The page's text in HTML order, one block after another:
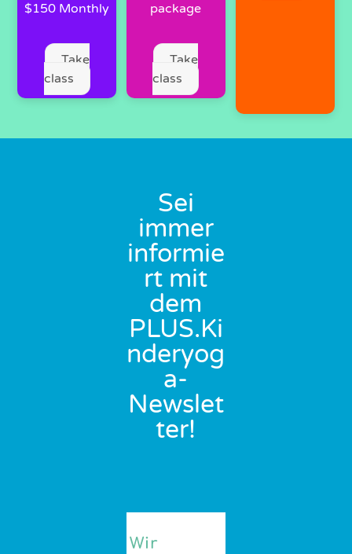
$150 Monthly
Take
class
package
Take
class
Sei
immer
informie
rt mit
dem
PLUS.Ki
nderyog
a-
Newslet
ter!
Wir